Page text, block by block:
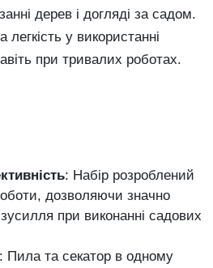
дерев і догляді за садом.
у використанні
при тривалих роботах.
: Набір розроблений
дозволяючи значно
при виконанні садових
: Пила та секатор в одному